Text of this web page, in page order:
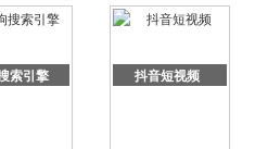
索引擎 抖音短视频